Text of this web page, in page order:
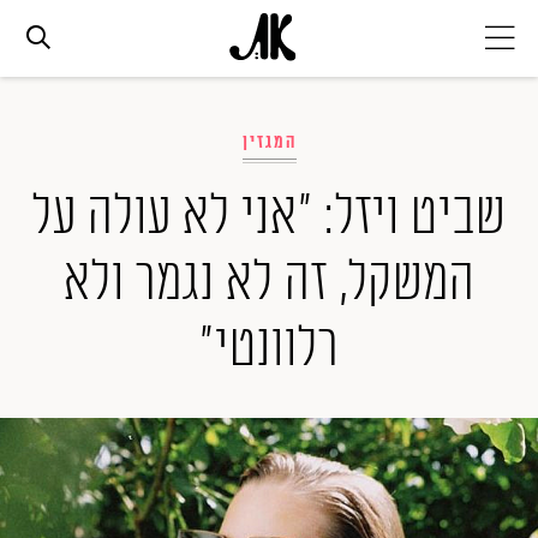
אופנה
ביוטי
סלבס
ערוצים נוספים
המגזין
המגזין
שביט ויזל: ״אני לא עולה על
המשקל, זה לא נגמר ולא
רלוונטי״